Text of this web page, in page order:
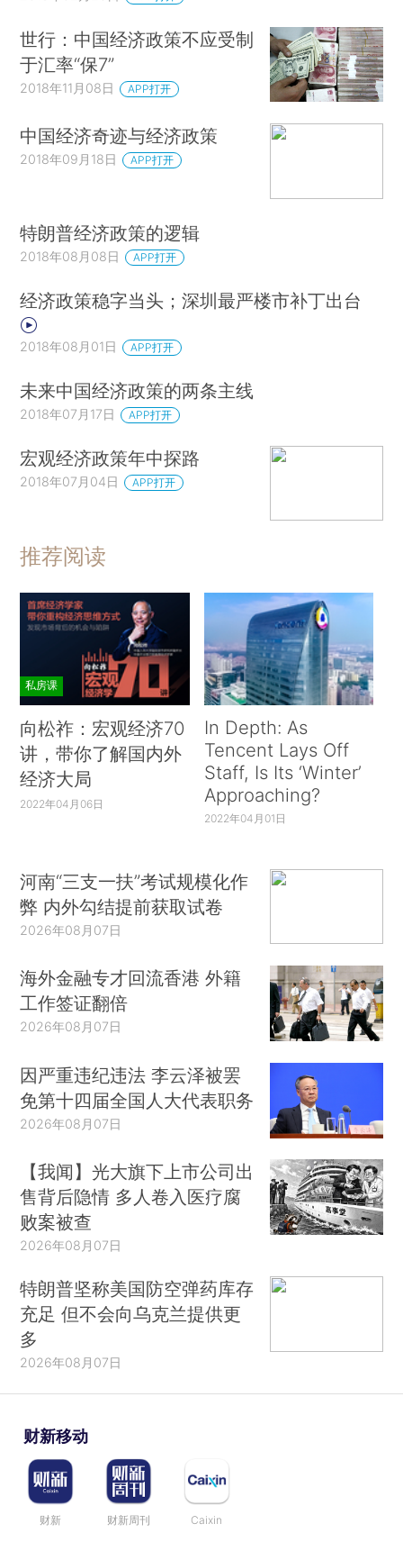
世行：中国经济政策不应受制
于汇率“保7”
2018年11月08日 APP打开
中国经济奇迹与经济政策
2018年09月18日 APP打开
特朗普经济政策的逻辑
2018年08月08日 APP打开
经济政策稳字当头；深圳最严楼市补丁出台
2018年08月01日 APP打开
未来中国经济政策的两条主线
2018年07月17日 APP打开
宏观经济政策年中探路
2018年07月04日 APP打开
推荐阅读
私房课
向松祚：宏观经济70
讲，带你了解国内外
经济大局
2022年04月06日
In Depth: As
Tencent Lays Off
Staff, Is Its ‘Winter’
Approaching?
2022年04月01日
河南“三支一扶”考试规模化作
弊 内外勾结提前获取试卷
2026年08月07日
海外金融专才回流香港 外籍
工作签证翻倍
2026年08月07日
因严重违纪违法 李云泽被罢
免第十四届全国人大代表职务
2026年08月07日
【我闻】光大旗下上市公司出
售背后隐情 多人卷入医疗腐
败案被查
2026年08月07日
特朗普坚称美国防空弹药库存
充足 但不会向乌克兰提供更
多
2026年08月07日
财新移动
财新 财新周刊 Caixin